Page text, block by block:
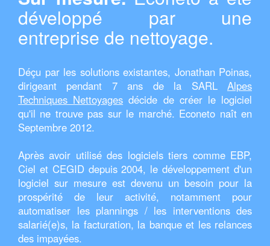
développé par une
entreprise de nettoyage.
Déçu par les solutions existantes, Jonathan Poinas,
dirigeant pendant 7 ans de la SARL Alpes
Techniques Nettoyages décide de créer le logiciel
qu'il ne trouve pas sur le marché. Econeto naît en
Septembre 2012.
Après avoir utilisé des logiciels tiers comme EBP,
Ciel et CEGID depuis 2004, le développement d'un
logiciel sur mesure est devenu un besoin pour la
prospérité de leur activité, notamment pour
automatiser les plannings / les interventions des
salarié(e)s, la facturation, la banque et les relances
des impayées.